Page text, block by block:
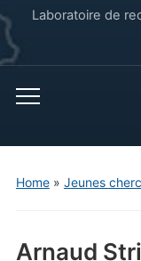
Laboratoire de
Home» Jeunes
Arnaud